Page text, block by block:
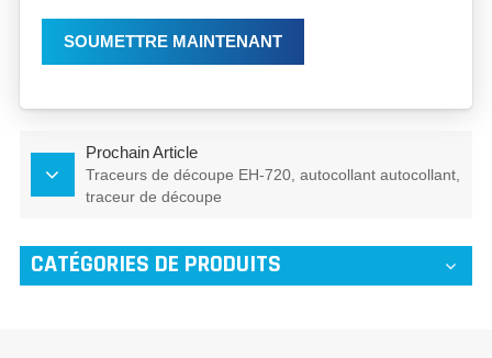
SOUMETTRE MAINTENANT
Prochain Article
Traceurs de découpe EH-720, autocollant autocollant,
traceur de découpe
CATÉGORIES DE PRODUITS